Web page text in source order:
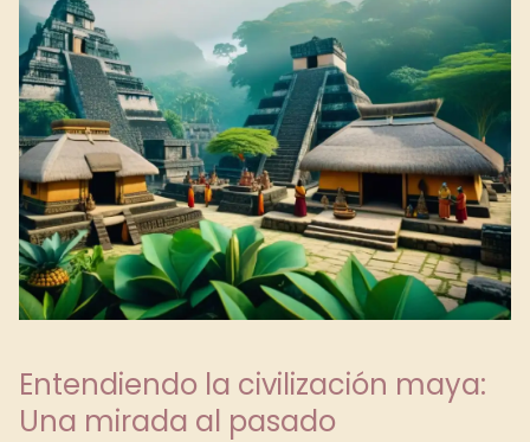
Entendiendo la civilización maya:
Una mirada al pasado